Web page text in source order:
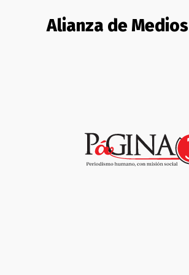
Alianza de Medios